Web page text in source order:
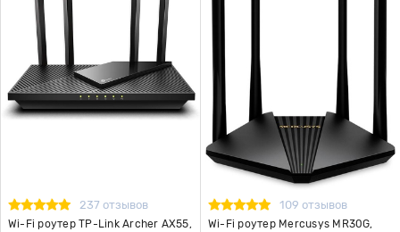
237 отзывов
Wi-Fi роутер TP-Link Archer AX55,
109 отзывов
Wi-Fi роутер Mercusys MR30G,